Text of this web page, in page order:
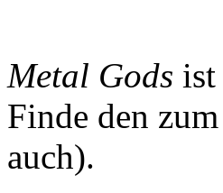
Metal Gods ist
Finde den
auch).